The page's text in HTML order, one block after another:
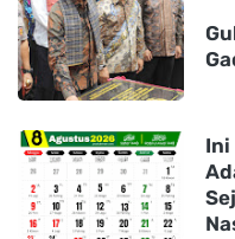
Ini